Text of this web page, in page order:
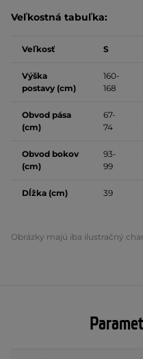
Veľkostná tabuľka:
Veľkosť S
Výška
postavy (cm)
160-
168
Obvod pása
(cm)
67-
74
Obvod bokov
(cm)
93-
99
Dĺžka (cm) 39
Obrázky majú iba ilustračný